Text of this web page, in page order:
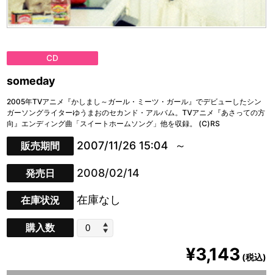
CD
someday
2005年TVアニメ『かしまし～ガール・ミーツ・ガール』でデビューしたシン
ガーソングライターゆうまおのセカンド・アルバム。TVアニメ『あさっての方
向』エンディング曲「スイートホームソング」他を収録。 (C)RS
販売期間 2007/11/26 15:04
発売日 2008/02/14
在庫状況 在庫なし
購入数
¥3,143 (税込)